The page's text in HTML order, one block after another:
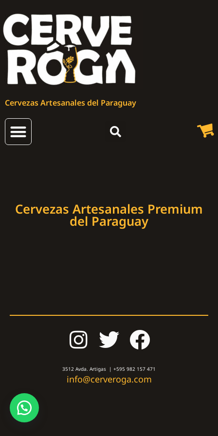
Cervezas Artesanales del Paraguay
Cervezas Artesanales Premium
del Paraguay
3512 Avda. Artigas | +595 982 157 471
info@cerveroga.com